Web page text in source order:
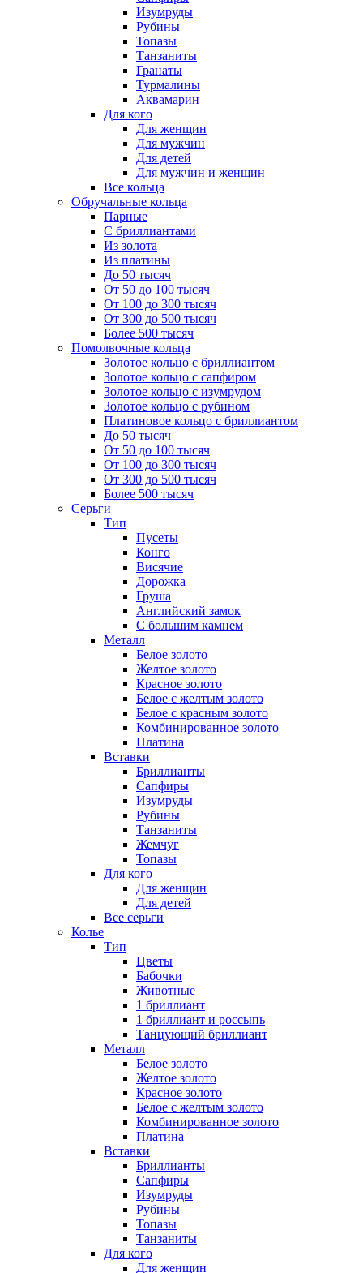
Изумруды
Рубины
Топазы
Танзаниты
Гранаты
Турмалины
Аквамарин
Для кого
Для женщин
Для мужчин
Для детей
Для мужчин и женщин
Все кольца
Обручальные кольца
Парные
С бриллиантами
Из золота
Из платины
До 50 тысяч
От 50 до 100 тысяч
От 100 до 300 тысяч
От 300 до 500 тысяч
Более 500 тысяч
Помолвочные кольца
Золотое кольцо с бриллиантом
Золотое кольцо с сапфиром
Золотое кольцо с изумрудом
Золотое кольцо с рубином
Платиновое кольцо с бриллиантом
До 50 тысяч
От 50 до 100 тысяч
От 100 до 300 тысяч
От 300 до 500 тысяч
Более 500 тысяч
Серьги
Тип
Пусеты
Конго
Висячие
Дорожка
Груша
Английский замок
С большим камнем
Металл
Белое золото
Желтое золото
Красное золото
Белое с желтым золото
Белое с красным золото
Комбинированное золото
Платина
Вставки
Бриллианты
Сапфиры
Изумруды
Рубины
Танзаниты
Жемчуг
Топазы
Для кого
Для женщин
Для детей
Все серьги
Колье
Тип
Цветы
Бабочки
Животные
1 бриллиант
1 бриллиант и россыпь
Танцующий бриллиант
Металл
Белое золото
Желтое золото
Красное золото
Белое с желтым золото
Комбинированное золото
Платина
Вставки
Бриллианты
Сапфиры
Изумруды
Рубины
Топазы
Танзаниты
Для кого
Для женщин